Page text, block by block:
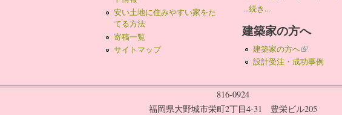
安い土地に住みやすい家をた
てる方法
寄稿一覧
サイトマップ
...続き...
建築家の方へ
建築家の方へ(link is
設計受注・成功事例
816-0924
福岡県大野城市栄町2丁目4-31 豊栄ビル205